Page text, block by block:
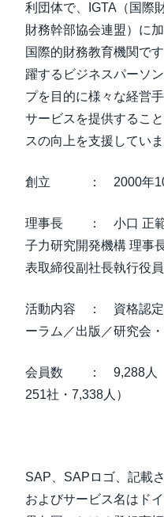
利団体で、IGTA（国際
財務幹部協会連盟）に
国際的財務教育機関で
躍するビジネスパーソ
プを目的に様々な経営
サービスを提供するこ
スの向上を支援していま
創立 ： 2000年10
理事長 ： 小口 正範
子力研究開発機構 理事
表取締役副社長執行役員
活動内容 ： 資格認定
ーラム／出版／研究会
会員数 ： 9,288人（
251社・7,338人）
SAP、SAPロゴ、記載
およびサービス名はド